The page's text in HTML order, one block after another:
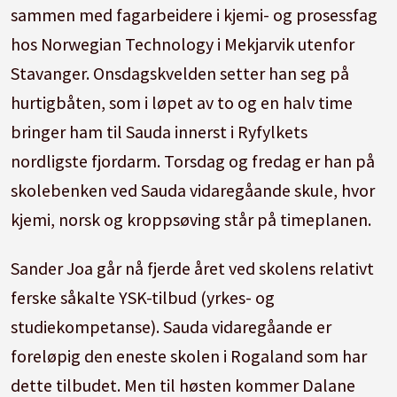
sammen med fagarbeidere i kjemi- og prosessfag
hos Norwegian Technology i Mekjarvik utenfor
Stavanger. Onsdagskvelden setter han seg på
hurtigbåten, som i løpet av to og en halv time
bringer ham til Sauda innerst i Ryfylkets
nordligste fjordarm. Torsdag og fredag er han på
skolebenken ved Sauda vidaregåande skule, hvor
kjemi, norsk og kroppsøving står på timeplanen.
Sander Joa går nå fjerde året ved skolens relativt
ferske såkalte YSK-tilbud (yrkes- og
studiekompetanse). Sauda vidaregåande er
foreløpig den eneste skolen i Rogaland som har
dette tilbudet. Men til høsten kommer Dalane